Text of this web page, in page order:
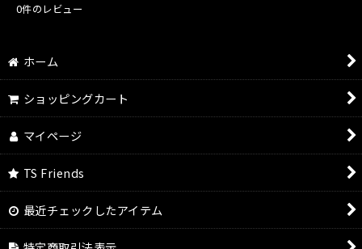
0件のレビュー
ホーム
ショッピングカート
マイページ
TS Friends
最近チェックしたアイテム